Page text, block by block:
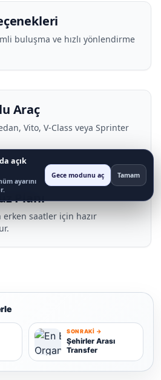
buluşma ve hızlı yönlendirme
Araç
Vito, V-Class veya Sprinter
Planı
saatler için hazır
SONRAKI →
Şehirler Arası
Transfer
açık
ayarını
Gece modunu aç Tamam